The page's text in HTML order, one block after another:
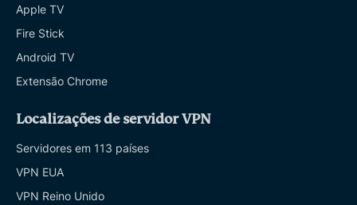
Apple TV
Fire Stick
Android TV
Extensão Chrome
Localizações de servidor VPN
Servidores em 113 países
VPN EUA
VPN Reino Unido